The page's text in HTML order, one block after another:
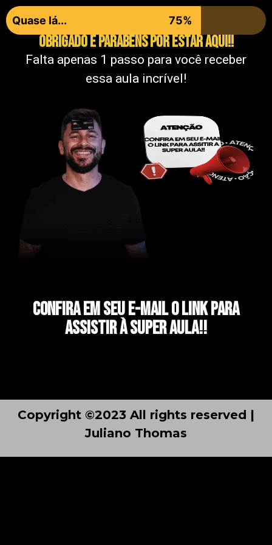
Quase lá... 75%
Obrigado e parabéns por ESTAR AQUI!!
Falta apenas 1 passo para você receber
essa aula incrível!
Confira em seu E-mail o link para
assistir à super aula!!
Copyright ©2023 All rights reserved |
Juliano Thomas